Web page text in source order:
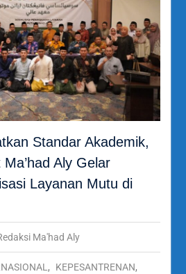
Standar Akademik,
Ma’had Aly Gelar
Layanan Mutu di
Ma'had Aly
, KEPESANTRENAN,